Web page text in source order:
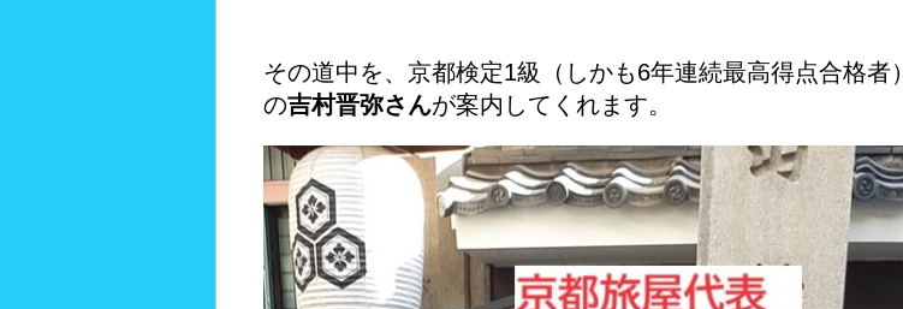
その道中を、京都検定1級（しかも6年連続最高得点合格者）
の吉村晋弥さんが案内してくれます。